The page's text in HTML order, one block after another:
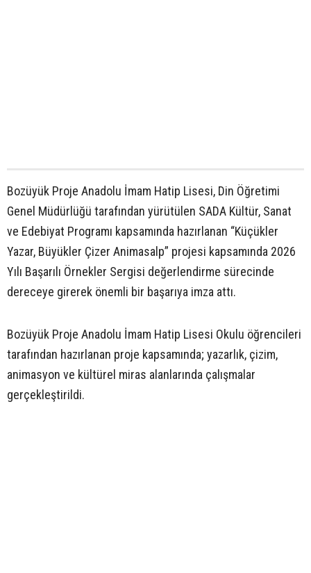
Bozüyük Proje Anadolu İmam Hatip Lisesi, Din Öğretimi
Genel Müdürlüğü tarafından yürütülen SADA Kültür, Sanat
ve Edebiyat Programı kapsamında hazırlanan “Küçükler
Yazar, Büyükler Çizer Animasalp” projesi kapsamında 2026
Yılı Başarılı Örnekler Sergisi değerlendirme sürecinde
dereceye girerek önemli bir başarıya imza attı.
Bozüyük Proje Anadolu İmam Hatip Lisesi Okulu öğrencileri
tarafından hazırlanan proje kapsamında; yazarlık, çizim,
animasyon ve kültürel miras alanlarında çalışmalar
gerçekleştirildi.